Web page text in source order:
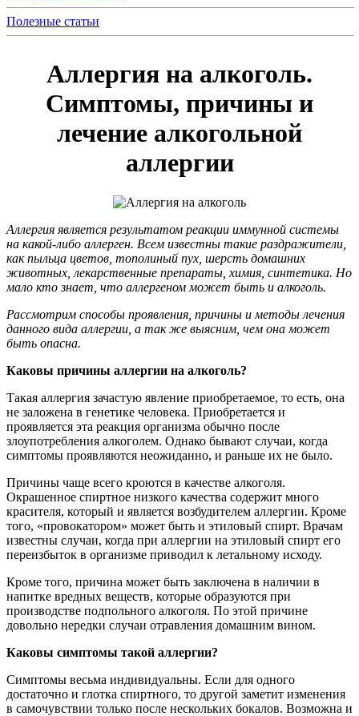
Полезные статьи
Аллергия на алкоголь.
Симптомы, причины и
лечение алкогольной
аллергии
Аллергия является результатом реакции иммунной системы
на какой-либо аллерген. Всем известны такие раздражители,
как пыльца цветов, тополиный пух, шерсть домашних
животных, лекарственные препараты, химия, синтетика. Но
мало кто знает, что аллергеном может быть и алкоголь.
Рассмотрим способы проявления, причины и методы лечения
данного вида аллергии, а так же выясним, чем она может
быть опасна.
Каковы причины аллергии на алкоголь?
Такая аллергия зачастую явление приобретаемое, то есть, она
не заложена в генетике человека. Приобретается и
проявляется эта реакция организма обычно после
злоупотребления алкоголем. Однако бывают случаи, когда
симптомы проявляются неожиданно, и раньше их не было.
Причины чаще всего кроются в качестве алкоголя.
Окрашенное спиртное низкого качества содержит много
красителя, который и является возбудителем аллергии. Кроме
того, «провокатором» может быть и этиловый спирт. Врачам
известны случаи, когда при аллергии на этиловый спирт его
переизбыток в организме приводил к летальному исходу.
Кроме того, причина может быть заключена в наличии в
напитке вредных веществ, которые образуются при
производстве подпольного алкоголя. По этой причине
довольно нередки случаи отравления домашним вином.
Каковы симптомы такой аллергии?
Симптомы весьма индивидуальны. Если для одного
достаточно и глотка спиртного, то другой заметит изменения
в самочувствии только после нескольких бокалов. Возможна и